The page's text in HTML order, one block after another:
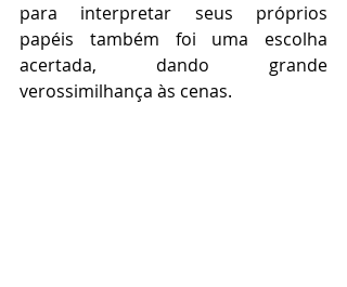
para interpretar seus próprios
papéis também foi uma escolha
acertada, dando grande
verossimilhança às cenas.